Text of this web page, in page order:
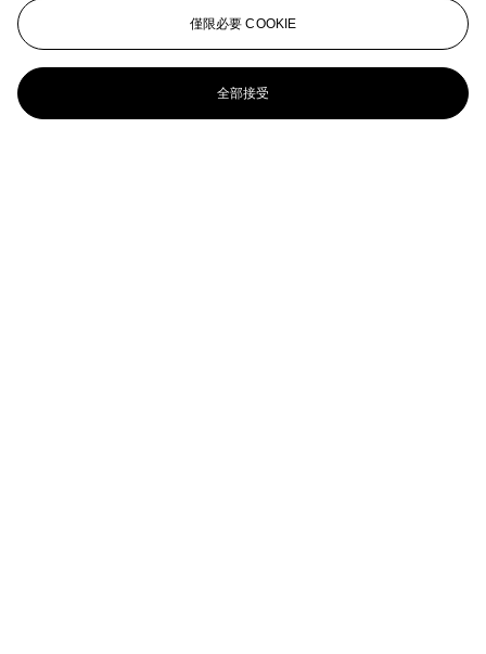
Vincent Van Gogh (1853-1890)
Weaver
Vincent Van Gogh (1853-1890)
僅限必要 COOKIE
全部接受